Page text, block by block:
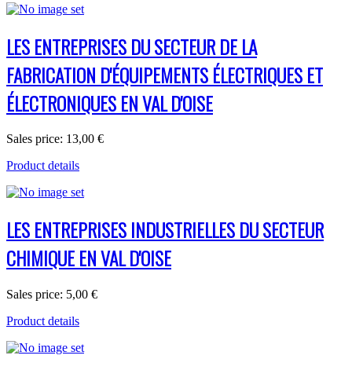
LES ENTREPRISES DU SECTEUR DE LA
FABRICATION D'ÉQUIPEMENTS ÉLECTRIQUES ET
ÉLECTRONIQUES EN VAL D'OISE
Sales price: 13,00 €
Product details
LES ENTREPRISES INDUSTRIELLES DU SECTEUR
CHIMIQUE EN VAL D'OISE
Sales price: 5,00 €
Product details